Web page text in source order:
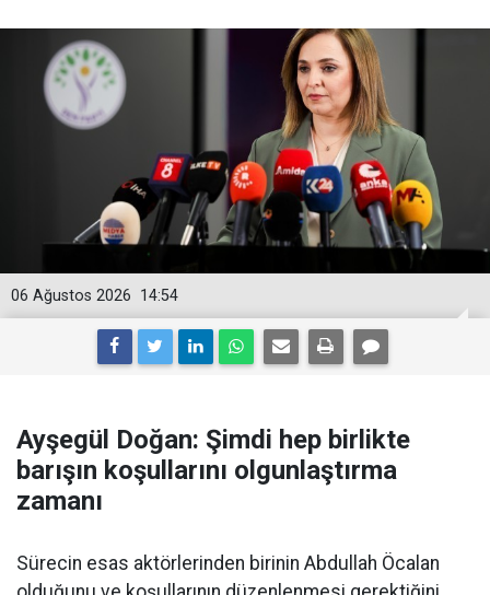
14:54
06 Ağustos 2026
Ayşegül Doğan: Şimdi hep birlikte
barışın koşullarını olgunlaştırma
zamanı
Sürecin esas aktörlerinden birinin Abdullah Öcalan